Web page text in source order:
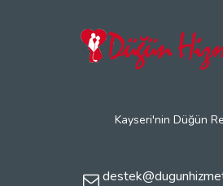
Kayseri'nin Düğün